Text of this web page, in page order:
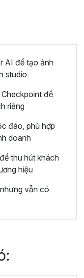
AI để tạo ảnh
studio
để
riêng
đáo, phù hợp
doanh
thu hút khách
hiệu
vẫn có